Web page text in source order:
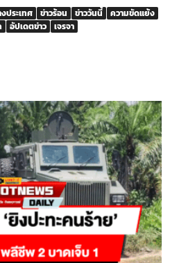
ประเทศ ข่าวร้อน ข่าววันนี้
ความขัดแย้ง
อัปเดตข่าว เจรจา